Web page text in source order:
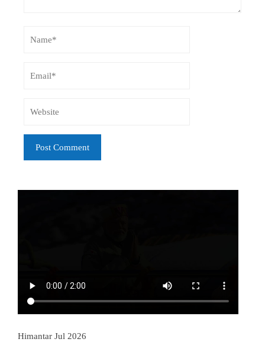
Himantar Jul 2026